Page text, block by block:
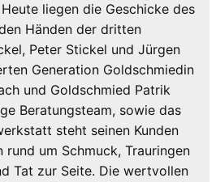
liegen die Geschicke des
Händen der dritten
Peter Stickel und Jürgen
Generation Goldschmiedin
und Goldschmied Patrik
Beratungsteam, sowie das
steht seinen Kunden
rund um Schmuck, Trauringen
Tat zur Seite. Die wertvollen